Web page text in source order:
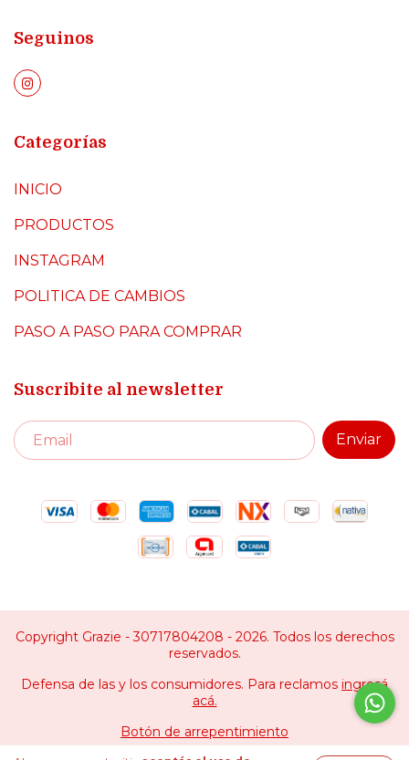
Seguinos
Categorías
INICIO
PRODUCTOS
INSTAGRAM
POLITICA DE CAMBIOS
PASO A PASO PARA COMPRAR
Suscribite al newsletter
Copyright Grazie - 30717804208 - 2026. Todos los derechos
reservados.
Defensa de las y los consumidores. Para reclamos ingresá
acá.
Botón de arrepentimiento